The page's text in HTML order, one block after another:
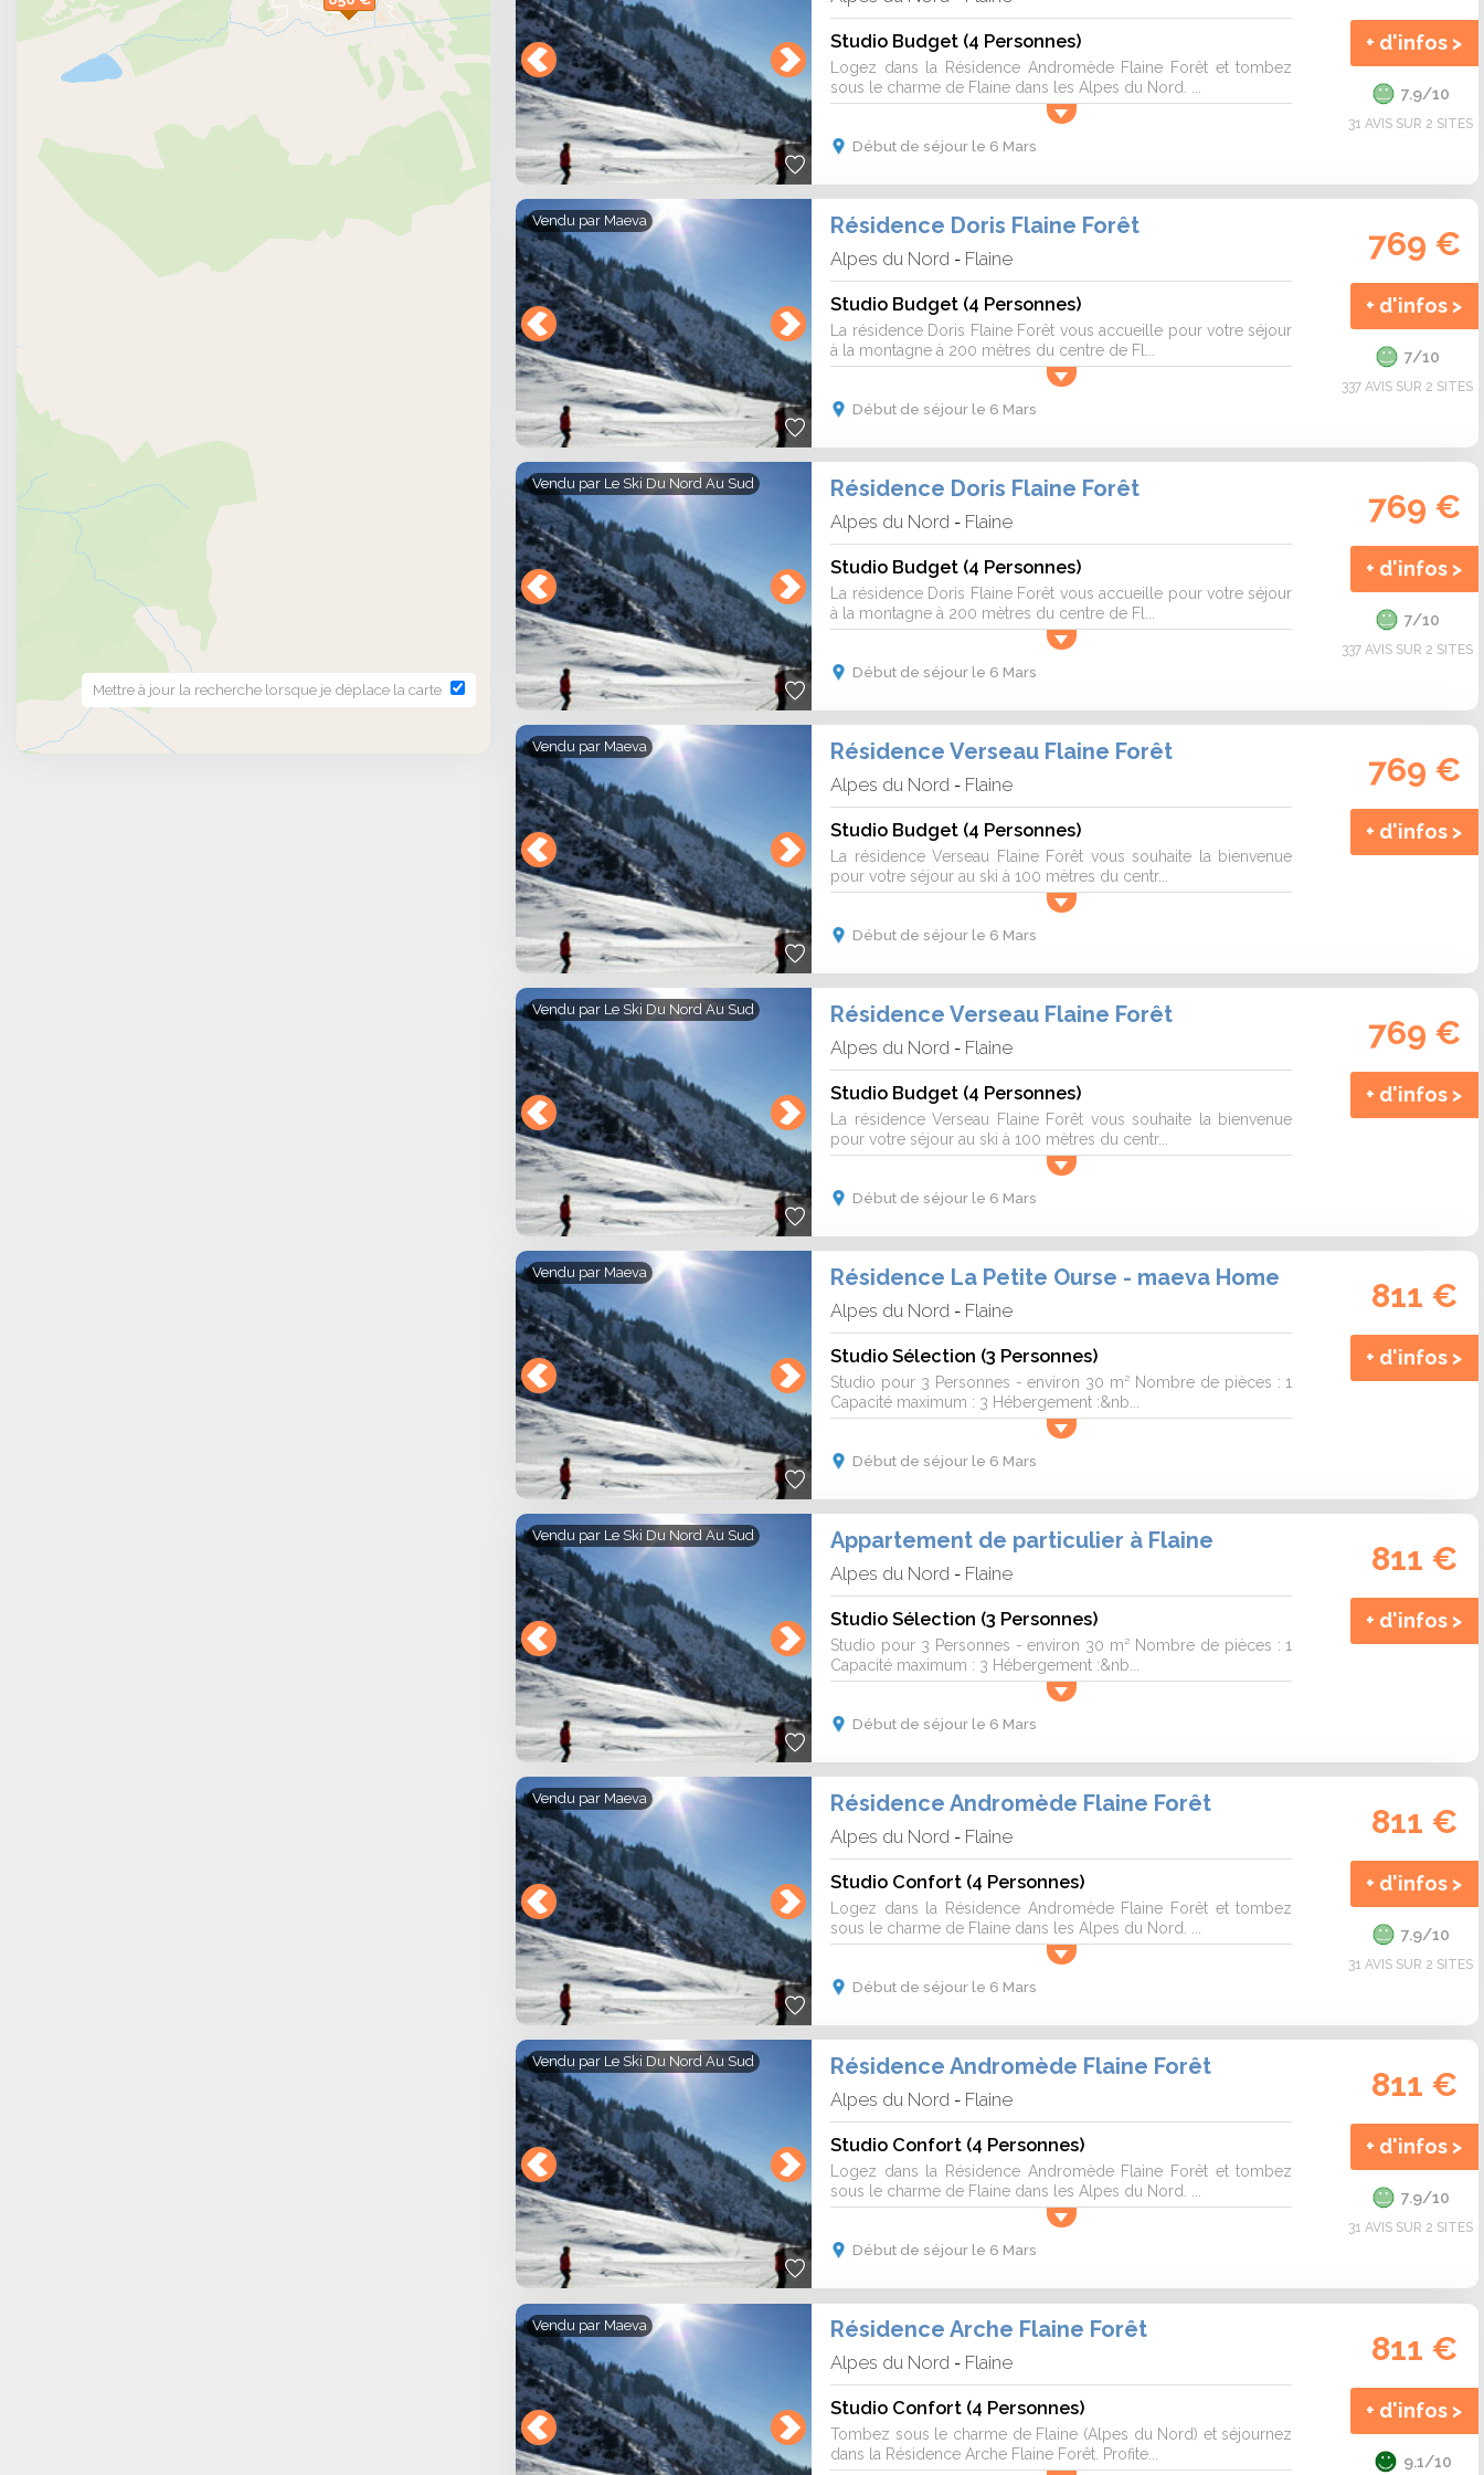
Mettre à jour la recherche lorsque je déplace la carte
Studio Budget (4 Personnes)
Logez dans la Résidence Andromède Flaine Forêt et tombez
sous le charme de Flaine dans les Alpes du Nord. ...
Début de séjour le 6 Mars
+ d'infos >
7.9/10
31 AVIS SUR 2 SITES
Vendu par Maeva Résidence Doris Flaine Forêt
Alpes du Nord - Flaine
Studio Budget (4 Personnes)
La résidence Doris Flaine Forêt vous accueille pour votre séjour
à la montagne à 200 mètres du centre de Fl...
Début de séjour le 6 Mars
769 €
+ d'infos >
7/10
337 AVIS SUR 2 SITES
Vendu par Le Ski Du Nord Au Sud Résidence Doris Flaine Forêt
Alpes du Nord - Flaine
Studio Budget (4 Personnes)
La résidence Doris Flaine Forêt vous accueille pour votre séjour
à la montagne à 200 mètres du centre de Fl...
Début de séjour le 6 Mars
769 €
+ d'infos >
7/10
337 AVIS SUR 2 SITES
Vendu par Maeva Résidence Verseau Flaine Forêt
Alpes du Nord - Flaine
Studio Budget (4 Personnes)
La résidence Verseau Flaine Forêt vous souhaite la bienvenue
pour votre séjour au ski à 100 mètres du centr...
Début de séjour le 6 Mars
769 €
+ d'infos >
Vendu par Le Ski Du Nord Au Sud Résidence Verseau Flaine Forêt
Alpes du Nord - Flaine
Studio Budget (4 Personnes)
La résidence Verseau Flaine Forêt vous souhaite la bienvenue
pour votre séjour au ski à 100 mètres du centr...
Début de séjour le 6 Mars
769 €
+ d'infos >
Vendu par Maeva Résidence La Petite Ourse - maeva Home
Alpes du Nord - Flaine
Studio Sélection (3 Personnes)
Studio pour 3 Personnes - environ 30 m² Nombre de pièces : 1
Capacité maximum : 3 Hébergement :&nb...
Début de séjour le 6 Mars
811 €
+ d'infos >
Vendu par Le Ski Du Nord Au Sud Appartement de particulier à Flaine
Alpes du Nord - Flaine
Studio Sélection (3 Personnes)
Studio pour 3 Personnes - environ 30 m² Nombre de pièces : 1
Capacité maximum : 3 Hébergement :&nb...
Début de séjour le 6 Mars
811 €
+ d'infos >
Vendu par Maeva Résidence Andromède Flaine Forêt
Alpes du Nord - Flaine
Studio Confort (4 Personnes)
Logez dans la Résidence Andromède Flaine Forêt et tombez
sous le charme de Flaine dans les Alpes du Nord. ...
Début de séjour le 6 Mars
811 €
+ d'infos >
7.9/10
31 AVIS SUR 2 SITES
Vendu par Le Ski Du Nord Au Sud Résidence Andromède Flaine Forêt
Alpes du Nord - Flaine
Studio Confort (4 Personnes)
Logez dans la Résidence Andromède Flaine Forêt et tombez
sous le charme de Flaine dans les Alpes du Nord. ...
Début de séjour le 6 Mars
811 €
+ d'infos >
7.9/10
31 AVIS SUR 2 SITES
Vendu par Maeva Résidence Arche Flaine Forêt
Alpes du Nord - Flaine
Studio Confort (4 Personnes)
Tombez sous le charme de Flaine (Alpes du Nord) et séjournez
dans la Résidence Arche Flaine Forêt. Profite...
811 €
+ d'infos >
9.1/10